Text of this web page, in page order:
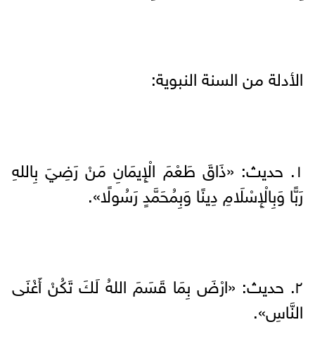
الأدلة من السنة النبوية:
١. حديث: «ذَاقَ طَعْمَ الْإِيمَانِ مَنْ رَضِيَ بِاللهِ
رَبًّا وَبِالْإِسْلَامِ دِينًا وَبِمُحَمَّدٍ رَسُولًا».
٢. حديث: «ارْضَ بِمَا قَسَمَ اللهُ لَكَ تَكُنْ أَغْنَى
النَّاسِ».